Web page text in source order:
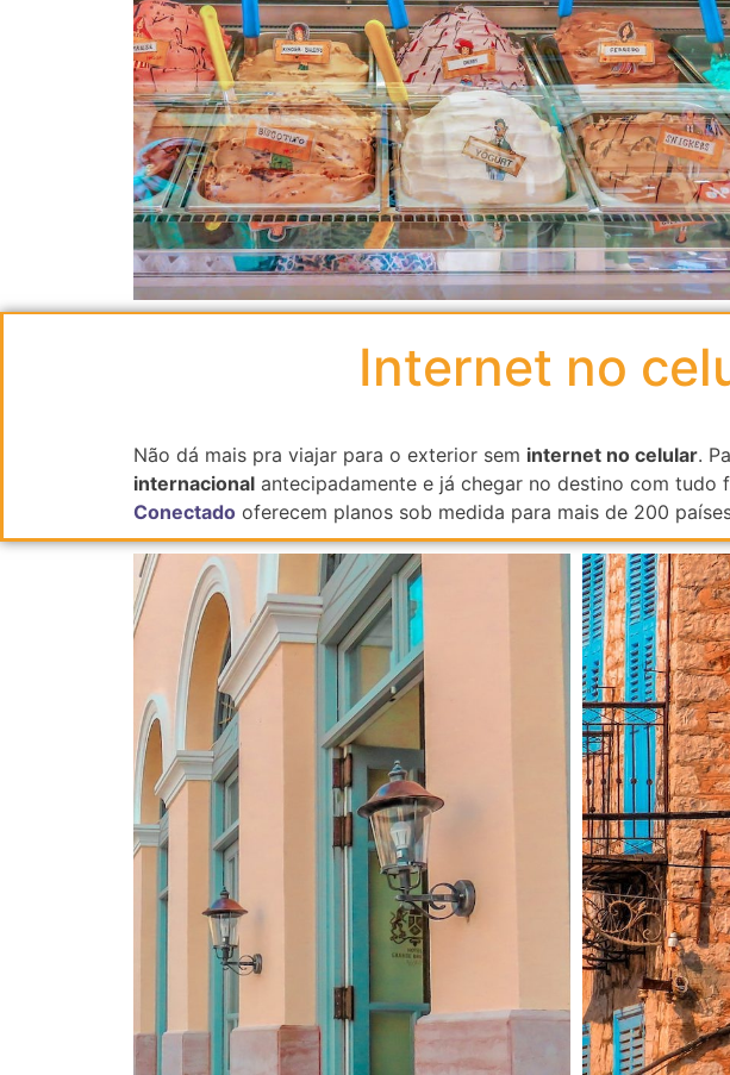
Internet no
Não dá mais pra viajar para o exterior sem internet no celular.
internacional antecipadamente e já chegar no destino com
Conectado oferecem planos sob medida para mais de 200